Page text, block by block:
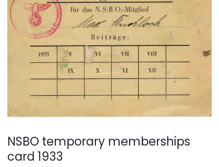
NSBO temporary memberships
card 1933